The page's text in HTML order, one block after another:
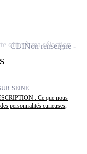
SEINE
: Ce que nous
personnalités curieuses,
CDINon renseigné
offre à ma sélection